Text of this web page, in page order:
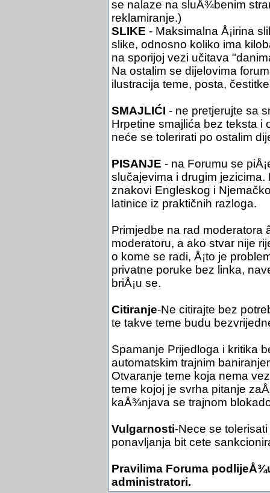
se nalaze na sluÅ¾benim
reklamiranje.)
SLIKE - Maksimalna Å¡irina
slike, odnosno koliko ima
na sporijoj vezi učitava
Na ostalim se dijelovima
ilustracija teme, posta,
SMAJLIĆI - ne pretjerujte sa
Hrpetine smajlića bez teksta i
neće se tolerirati po ostalim
PISANJE - na Forumu se
slučajevima i drugim
znakovi Engleskog i
latinice iz praktičnih razloga.
Primjedbe na rad moderatora
moderatoru, a ako stvar nije
o kome se radi, Å¡to je
privatne poruke bez linka,
briÅ¡u se.
Citiranje-Ne citirajte bez
te takve teme budu
Spamanje Prijedloga i kritika
automatskim trajnim
Otvaranje teme koja nema
teme kojoj je svrha pitanje
kaÅ¾njava se trajnom
Vulgarnosti-Nece se
ponavljanja bit cete
Pravilima Foruma
administratori.